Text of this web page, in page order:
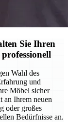
Sie Ihren
Wahl des
und
Möbel sicher
an Ihrem neuen
oder großes
Bedürfnisse an.